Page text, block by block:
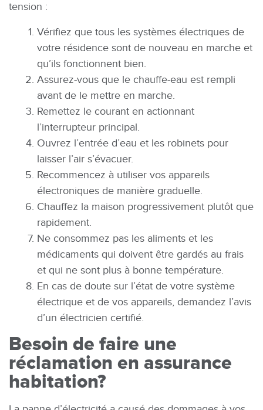
tension :
Vérifiez que tous les systèmes électriques de
votre résidence sont de nouveau en marche et
qu’ils fonctionnent bien.
Assurez-vous que le chauffe-eau est rempli
avant de le mettre en marche.
Remettez le courant en actionnant
l’interrupteur principal.
Ouvrez l’entrée d’eau et les robinets pour
laisser l’air s’évacuer.
Recommencez à utiliser vos appareils
électroniques de manière graduelle.
Chauffez la maison progressivement plutôt que
rapidement.
Ne consommez pas les aliments et les
médicaments qui doivent être gardés au frais
et qui ne sont plus à bonne température.
En cas de doute sur l’état de votre système
électrique et de vos appareils, demandez l’avis
d’un électricien certifié.
Besoin de faire une
réclamation en assurance
habitation?